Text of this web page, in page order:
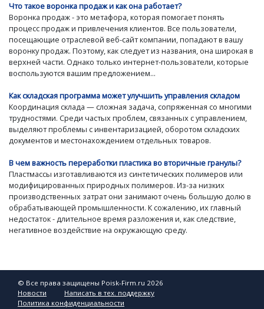
Что такое воронка продаж и как она работает?
Воронка продаж - это метафора, которая помогает понять
процесс продаж и привлечения клиентов. Все пользователи,
посещающие отраслевой веб-сайт компании, попадают в вашу
воронку продаж. Поэтому, как следует из названия, она широкая в
верхней части. Однако только интернет-пользователи, которые
воспользуются вашим предложением...
Как складская программа может улучшить управления складом
Координация склада — сложная задача, сопряженная со многими
трудностями. Среди частых проблем, связанных с управлением,
выделяют проблемы с инвентаризацией, оборотом складских
документов и местонахождением отдельных товаров.
В чем важность переработки пластика во вторичные гранулы?
Пластмассы изготавливаются из синтетических полимеров или
модифицированных природных полимеров. Из-за низких
производственных затрат они занимают очень большую долю в
обрабатывающей промышленности. К сожалению, их главный
недостаток - длительное время разложения и, как следствие,
негативное воздействие на окружающую среду.
© Все права защищены Poisk-Firm.ru 2026
Новости
Написать в тех. поддержку
Политика конфиденциальности